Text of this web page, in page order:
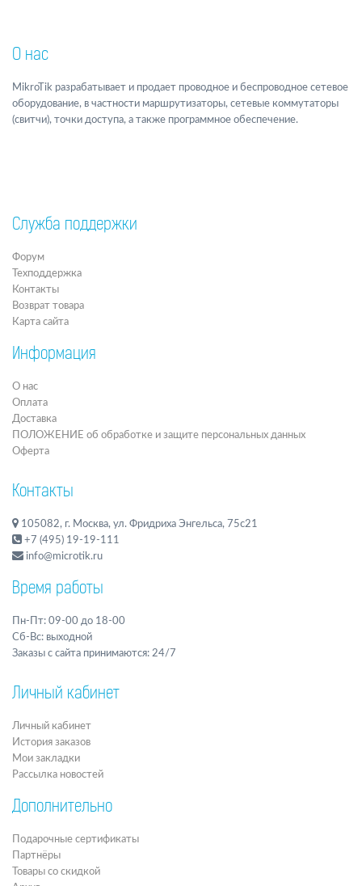
О нас
MikroTik разрабатывает и продает проводное и беспроводное сетевое
оборудование, в частности маршрутизаторы, сетевые коммутаторы
(свитчи), точки доступа, а также программное обеспечение.
Служба поддержки
Форум
Техподдержка
Контакты
Возврат товара
Карта сайта
Информация
О нас
Оплата
Доставка
ПОЛОЖЕНИЕ об обработке и защите персональных данных
Оферта
Контакты
105082, г. Москва, ул. Фридриха Энгельса, 75с21
+7 (495) 19-19-111
info@microtik.ru
Время работы
Пн-Пт: 09-00 до 18-00
Сб-Вс: выходной
Заказы с сайта принимаются: 24/7
Личный кабинет
Личный кабинет
История заказов
Мои закладки
Рассылка новостей
Дополнительно
Подарочные сертификаты
Партнёры
Товары со скидкой